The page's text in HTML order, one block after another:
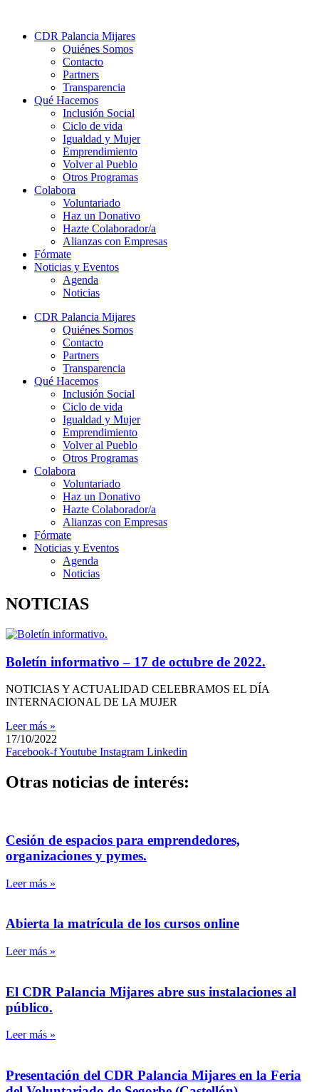
CDR Palancia Mijares
Quiénes Somos
Contacto
Partners
Transparencia
Qué Hacemos
Inclusión Social
Ciclo de vida
Igualdad y Mujer
Emprendimiento
Volver al Pueblo
Otros Programas
Colabora
Voluntariado
Haz un Donativo
Hazte Colaborador/a
Alianzas con Empresas
Fórmate
Noticias y Eventos
Agenda
Noticias
CDR Palancia Mijares
Quiénes Somos
Contacto
Partners
Transparencia
Qué Hacemos
Inclusión Social
Ciclo de vida
Igualdad y Mujer
Emprendimiento
Volver al Pueblo
Otros Programas
Colabora
Voluntariado
Haz un Donativo
Hazte Colaborador/a
Alianzas con Empresas
Fórmate
Noticias y Eventos
Agenda
Noticias
NOTICIAS
Boletín informativo – 17 de octubre de 2022.
NOTICIAS Y ACTUALIDAD CELEBRAMOS EL DÍA
INTERNACIONAL DE LA MUJER
Leer más »
17/10/2022
Facebook-fYoutube Instagram Linkedin
Otras noticias de interés:
Cesión de espacios para emprendedores,
organizaciones y pymes.
Leer más »
Abierta la matrícula de los cursos online
Leer más »
El CDR Palancia Mijares abre sus instalaciones al
público.
Leer más »
Presentación del CDR Palancia Mijares en la Feria